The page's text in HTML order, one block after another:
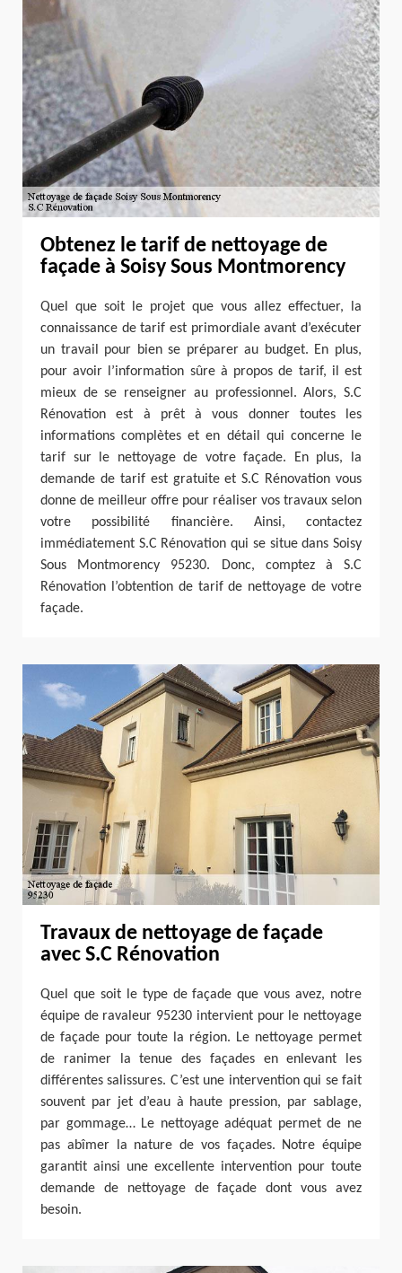
Obtenez le tarif de nettoyage de
façade à Soisy Sous Montmorency
Quel que soit le projet que vous allez effectuer, la
connaissance de tarif est primordiale avant d’exécuter
un travail pour bien se préparer au budget. En plus,
pour avoir l’information sûre à propos de tarif, il est
mieux de se renseigner au professionnel. Alors, S.C
Rénovation est à prêt à vous donner toutes les
informations complètes et en détail qui concerne le
tarif sur le nettoyage de votre façade. En plus, la
demande de tarif est gratuite et S.C Rénovation vous
donne de meilleur offre pour réaliser vos travaux selon
votre possibilité financière. Ainsi, contactez
immédiatement S.C Rénovation qui se situe dans Soisy
Sous Montmorency 95230. Donc, comptez à S.C
Rénovation l’obtention de tarif de nettoyage de votre
façade.
Travaux de nettoyage de façade
avec S.C Rénovation
Quel que soit le type de façade que vous avez, notre
équipe de ravaleur 95230 intervient pour le nettoyage
de façade pour toute la région. Le nettoyage permet
de ranimer la tenue des façades en enlevant les
différentes salissures. C’est une intervention qui se fait
souvent par jet d’eau à haute pression, par sablage,
par gommage… Le nettoyage adéquat permet de ne
pas abîmer la nature de vos façades. Notre équipe
garantit ainsi une excellente intervention pour toute
demande de nettoyage de façade dont vous avez
besoin.